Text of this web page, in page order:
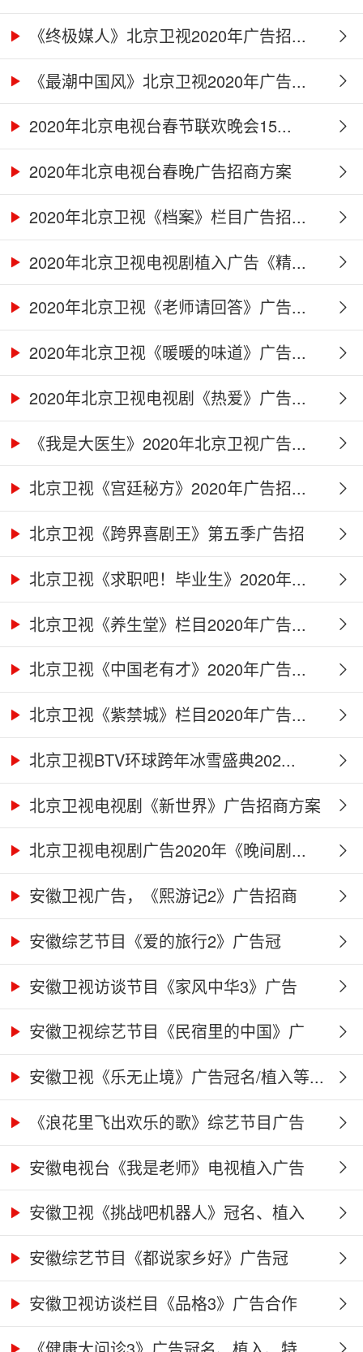
《终极媒人》北京卫视2020年广告招...
《最潮中国风》北京卫视2020年广告...
2020年北京电视台春节联欢晚会15...
2020年北京电视台春晚广告招商方案
2020年北京卫视《档案》栏目广告招...
2020年北京卫视电视剧植入广告《精...
2020年北京卫视《老师请回答》广告...
2020年北京卫视《暖暖的味道》广告...
2020年北京卫视电视剧《热爱》广告...
《我是大医生》2020年北京卫视广告...
北京卫视《宫廷秘方》2020年广告招...
北京卫视《跨界喜剧王》第五季广告招
商...北京卫视《求职吧！毕业生》2020年...
北京卫视《养生堂》栏目2020年广告...
北京卫视《中国老有才》2020年广告...
北京卫视《紫禁城》栏目2020年广告...
北京卫视BTV环球跨年冰雪盛典202...
北京卫视电视剧《新世界》广告招商方案
北京卫视电视剧广告2020年《晚间剧...
安徽卫视广告，《熙游记2》广告招商
合...安徽综艺节目《爱的旅行2》广告冠
名、...
安徽卫视访谈节目《家风中华3》广告
合...安徽卫视综艺节目《民宿里的中国》广
告...安徽卫视《乐无止境》广告冠名/植入等...
《浪花里飞出欢乐的歌》综艺节目广告
冠...安徽电视台《我是老师》电视植入广告
价...安徽卫视《挑战吧机器人》冠名、植入
广...安徽综艺节目《都说家乡好》广告冠
名、...
安徽卫视访谈栏目《品格3》广告合作
权...